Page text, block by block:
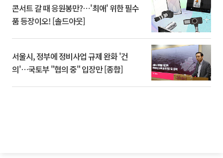
콘서트 갈 때 응원봉만?⋯'최애' 위한 필수
품 등장이오! [솔드아웃]
서울시, 정부에 정비사업 규제 완화 '건
의'⋯국토부 "협의 중" 입장만 [종합]